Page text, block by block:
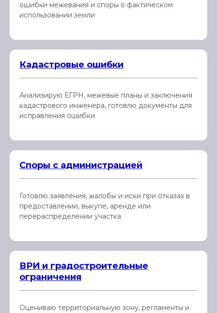
ошибки межевания и споры о фактическом
использовании земли
Кадастровые ошибки
Анализирую ЕГРН, межевые планы и заключения
кадастрового инженера, готовлю документы для
исправления ошибки
Споры с администрацией
Готовлю заявления, жалобы и иски при отказах в
предоставлении, выкупе, аренде или
перераспределении участка
ВРИ и градостроительные
ограничения
Оцениваю территориальную зону, регламенты и